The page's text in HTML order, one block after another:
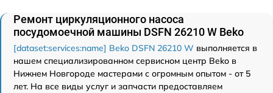
Ремонт циркуляционного насоса
посудомоечной машины DSFN 26210 W Beko
[dataset:services:name] Beko DSFN 26210 W выполняется в
нашем специализированном сервисном центр Beko в
Нижнем Новгороде мастерами с огромным опытом - от 5
лет. На все виды услуг и запчасти предоставляем